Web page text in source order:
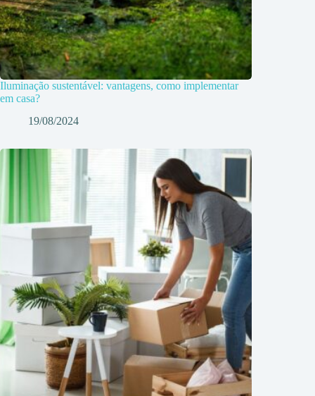
Iluminação sustentável: vantagens, como implementar
em casa?
19/08/2024